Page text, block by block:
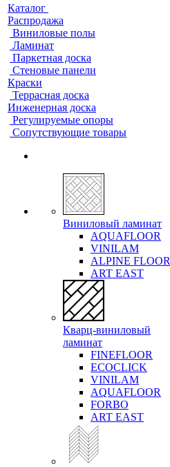
Каталог
Распродажа
Виниловые полы
Ламинат
Паркетная доска
Стеновые панели
Краски
Террасная доска
Инженерная доска
Регулируемые опоры
Сопутствующие товары
Виниловый ламинат
AQUAFLOOR
VINILAM
ALPINE FLOOR
ART EAST
Кварц-виниловый
ламинат
FINEFLOOR
ECOCLICK
VINILAM
AQUAFLOOR
FORBO
ART EAST